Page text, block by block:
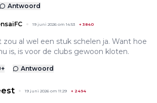
Antwoord
19 juni 2026 om 14:53 + 3840
zou al wel een stuk schelen ja. Want hoe
is, is voor de clubs gewoon kloten.
+ Antwoord
19 juni 2026 om 11:29 + 2494